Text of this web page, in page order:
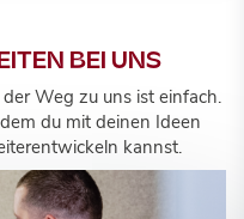
BEI UNS
Weg zu uns ist einfach.
du mit deinen Ideen
kannst.